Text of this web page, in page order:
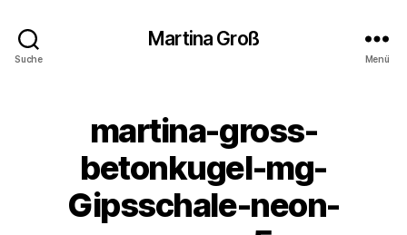
Suche
Martina Groß
Menü
martina-gross-
betonkugel-mg-
Gipsschale-neon-